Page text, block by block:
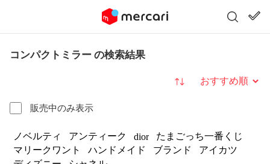
コンパクトミラー の検索結果
販売中のみ表示
並び替え
ノベルティ アンティーク dior
たまごっち一番くじ
マリークワント
ハンドメイド ブランド
アイカツ